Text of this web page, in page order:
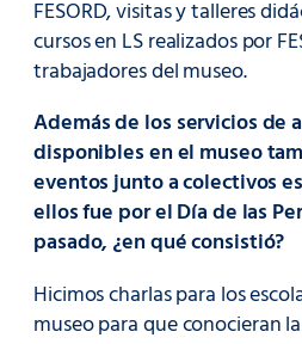
FESORD, visitas y talleres
cursos en LS realizados por
trabajadores del museo.
Además de los servicios de
disponibles en el museo
eventos junto a colectivos
ellos fue por el Día de las
pasado, ¿en qué consistió?
Hicimos charlas para los
museo para que conocieran